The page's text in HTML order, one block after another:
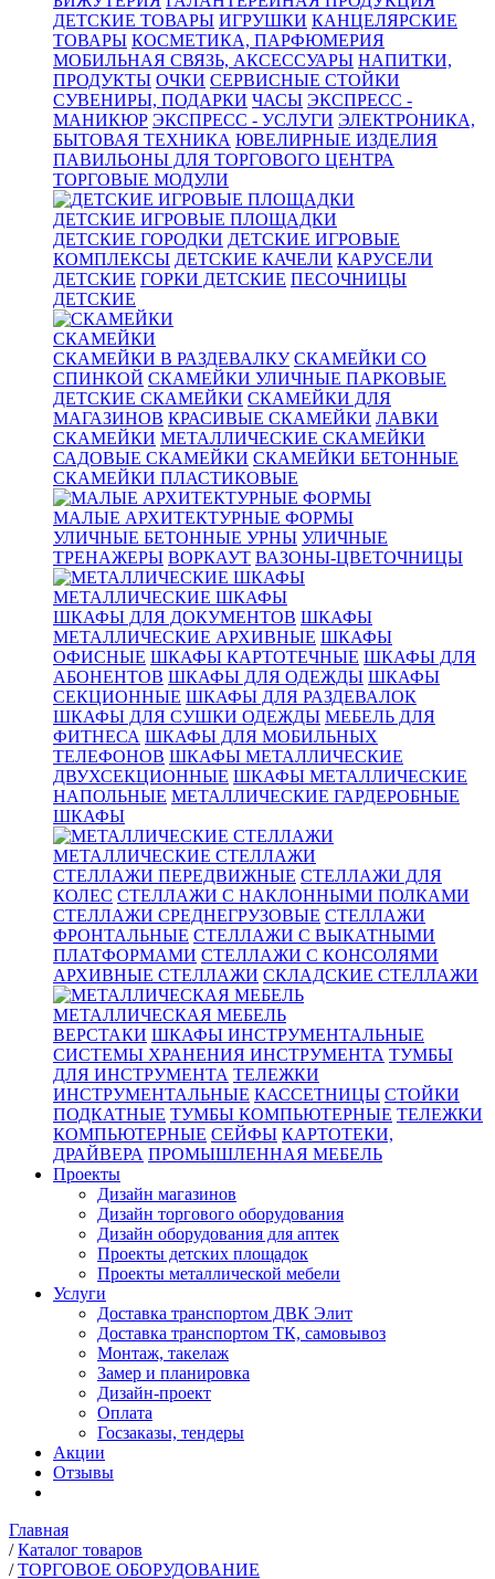
ДЕТСКИЕ ТОВАРЫ ИГРУШКИ КАНЦЕЛЯРСКИЕ
ТОВАРЫ КОСМЕТИКА, ПАРФЮМЕРИЯ
МОБИЛЬНАЯ СВЯЗЬ, АКСЕССУАРЫ НАПИТКИ,
ПРОДУКТЫ ОЧКИ СЕРВИСНЫЕ СТОЙКИ
СУВЕНИРЫ, ПОДАРКИ ЧАСЫ ЭКСПРЕСС -
МАНИКЮР ЭКСПРЕСС - УСЛУГИ ЭЛЕКТРОНИКА,
БЫТОВАЯ ТЕХНИКА ЮВЕЛИРНЫЕ ИЗДЕЛИЯ
ПАВИЛЬОНЫ ДЛЯ ТОРГОВОГО ЦЕНТРА
ТОРГОВЫЕ МОДУЛИ
ДЕТСКИЕ ИГРОВЫЕ ПЛОЩАДКИ
ДЕТСКИЕ ГОРОДКИ ДЕТСКИЕ ИГРОВЫЕ
КОМПЛЕКСЫ ДЕТСКИЕ КАЧЕЛИ КАРУСЕЛИ
ДЕТСКИЕ ГОРКИ ДЕТСКИЕ ПЕСОЧНИЦЫ
ДЕТСКИЕ
СКАМЕЙКИ
СКАМЕЙКИ В РАЗДЕВАЛКУ СКАМЕЙКИ СО
СПИНКОЙ СКАМЕЙКИ УЛИЧНЫЕ ПАРКОВЫЕ
ДЕТСКИЕ СКАМЕЙКИ СКАМЕЙКИ ДЛЯ
МАГАЗИНОВ КРАСИВЫЕ СКАМЕЙКИ ЛАВКИ
СКАМЕЙКИ МЕТАЛЛИЧЕСКИЕ СКАМЕЙКИ
САДОВЫЕ СКАМЕЙКИ СКАМЕЙКИ БЕТОННЫЕ
СКАМЕЙКИ ПЛАСТИКОВЫЕ
МАЛЫЕ АРХИТЕКТУРНЫЕ ФОРМЫ
УЛИЧНЫЕ БЕТОННЫЕ УРНЫ УЛИЧНЫЕ
ТРЕНАЖЕРЫ ВОРКАУТ ВАЗОНЫ-ЦВЕТОЧНИЦЫ
МЕТАЛЛИЧЕСКИЕ ШКАФЫ
ШКАФЫ ДЛЯ ДОКУМЕНТОВ ШКАФЫ
МЕТАЛЛИЧЕСКИЕ АРХИВНЫЕ ШКАФЫ
ОФИСНЫЕ ШКАФЫ КАРТОТЕЧНЫЕ ШКАФЫ ДЛЯ
АБОНЕНТОВ ШКАФЫ ДЛЯ ОДЕЖДЫ ШКАФЫ
СЕКЦИОННЫЕ ШКАФЫ ДЛЯ РАЗДЕВАЛОК
ШКАФЫ ДЛЯ СУШКИ ОДЕЖДЫ МЕБЕЛЬ ДЛЯ
ФИТНЕСА ШКАФЫ ДЛЯ МОБИЛЬНЫХ
ТЕЛЕФОНОВ ШКАФЫ МЕТАЛЛИЧЕСКИЕ
ДВУХСЕКЦИОННЫЕ ШКАФЫ МЕТАЛЛИЧЕСКИЕ
НАПОЛЬНЫЕ МЕТАЛЛИЧЕСКИЕ ГАРДЕРОБНЫЕ
ШКАФЫ
МЕТАЛЛИЧЕСКИЕ СТЕЛЛАЖИ
СТЕЛЛАЖИ ПЕРЕДВИЖНЫЕ СТЕЛЛАЖИ ДЛЯ
КОЛЕС СТЕЛЛАЖИ С НАКЛОННЫМИ ПОЛКАМИ
СТЕЛЛАЖИ СРЕДНЕГРУЗОВЫЕ СТЕЛЛАЖИ
ФРОНТАЛЬНЫЕ СТЕЛЛАЖИ С ВЫКАТНЫМИ
ПЛАТФОРМАМИ СТЕЛЛАЖИ С КОНСОЛЯМИ
АРХИВНЫЕ СТЕЛЛАЖИ СКЛАДСКИЕ СТЕЛЛАЖИ
МЕТАЛЛИЧЕСКАЯ МЕБЕЛЬ
ВЕРСТАКИ ШКАФЫ ИНСТРУМЕНТАЛЬНЫЕ
СИСТЕМЫ ХРАНЕНИЯ ИНСТРУМЕНТА ТУМБЫ
ДЛЯ ИНСТРУМЕНТА ТЕЛЕЖКИ
ИНСТРУМЕНТАЛЬНЫЕ КАССЕТНИЦЫ СТОЙКИ
ПОДКАТНЫЕ ТУМБЫ КОМПЬЮТЕРНЫЕ ТЕЛЕЖКИ
КОМПЬЮТЕРНЫЕ СЕЙФЫ КАРТОТЕКИ,
ДРАЙВЕРА ПРОМЫШЛЕННАЯ МЕБЕЛЬ
Проекты
Дизайн магазинов
Дизайн торгового оборудования
Дизайн оборудования для аптек
Проекты детских площадок
Проекты металлической мебели
Услуги
Доставка транспортом ДВК Элит
Доставка транспортом ТК, самовывоз
Монтаж, такелаж
Замер и планировка
Дизайн-проект
Оплата
Госзаказы, тендеры
Акции
Отзывы
Главная
/ Каталог товаров
/ ТОРГОВОЕ ОБОРУДОВАНИЕ